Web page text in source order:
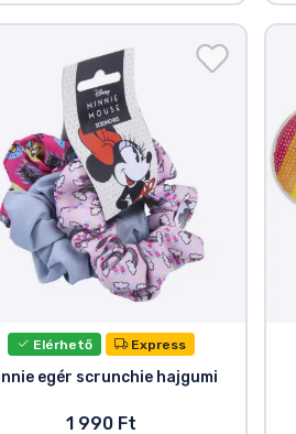
Elérhető Express
egér scrunchie hajgumi
1 990 Ft